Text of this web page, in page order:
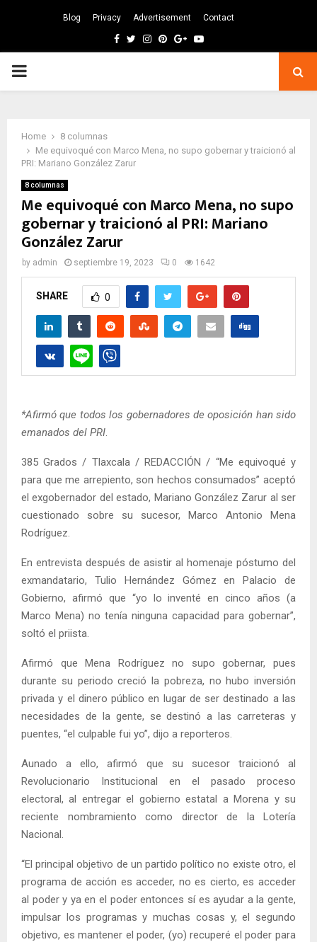
Blog Privacy Advertisement Contact
Facebook
TwitterInstagram
Pinterest
GoogleYoutube
PRIMARY
Home
8 columnas
Me equivoqué con Marco Mena, no supo gobernar y traicionó al
PRI: Mariano González Zarur
8 columnas
Me equivoqué con Marco Mena, no supo
gobernar y traicionó al PRI: Mariano
González Zarur
by admin septiembre 19, 2023 0 1642
SHARE 0
*Afirmó que todos los gobernadores de oposición han sido
emanados del PRI
385 Grados / Tlaxcala / REDACCIÓN / “Me equivoqué y
para que me arrepiento, son hechos consumados” aceptó
el exgobernador del estado, Mariano González Zarur al ser
cuestionado sobre su sucesor, Marco Antonio Mena
Rodríguez.
En entrevista después de asistir al homenaje póstumo del
exmandatario, Tulio Hernández Gómez en Palacio de
Gobierno, afirmó que “yo lo inventé en cinco años (a
Marco Mena) no tenía ninguna capacidad para gobernar”,
soltó el priista.
Afirmó que Mena Rodríguez no supo gobernar, pues
durante su periodo creció la pobreza, no hubo inversión
privada y el dinero público en lugar de ser destinado a las
necesidades de la gente, se destinó a las carreteras y
puentes, “el culpable fui yo”, dijo a reporteros.
Aunado a ello, afirmó que su sucesor traicionó al
Revolucionario Institucional en el pasado proceso
electoral, al entregar el gobierno estatal a Morena y su
reciente nombramiento como director de la Lotería
Nacional.
“El principal objetivo de un partido político no existe otro, el
programa de acción es acceder, no es cierto, es acceder
al poder y ya en el poder entonces sí es ayudar a la gente,
impulsar los programas y muchas cosas y, el segundo
objetivo, es mantener el poder, (yo) recuperé el poder para